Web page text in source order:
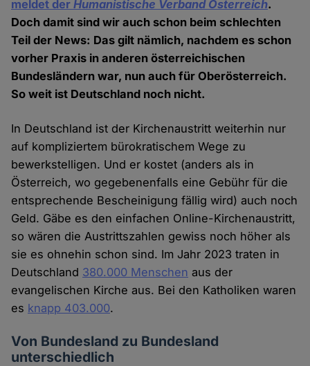
meldet derHumanistische Verband Österreich.
Doch damit sind wir auch schon beim schlechten
Teil der News: Das gilt nämlich, nachdem es schon
vorher Praxis in anderen österreichischen
Bundesländern war, nun auch für Oberösterreich.
So weit ist Deutschland noch nicht.
In Deutschland ist der Kirchenaustritt weiterhin nur
auf kompliziertem bürokratischem Wege zu
bewerkstelligen. Und er kostet (anders als in
Österreich, wo gegebenenfalls eine Gebühr für die
entsprechende Bescheinigung fällig wird) auch noch
Geld. Gäbe es den einfachen Online-Kirchenaustritt,
so wären die Austrittszahlen gewiss noch höher als
sie es ohnehin schon sind. Im Jahr 2023 traten in
Deutschland 380.000 Menschen aus der
evangelischen Kirche aus. Bei den Katholiken waren
es knapp 403.000.
Von Bundesland zu Bundesland
unterschiedlich